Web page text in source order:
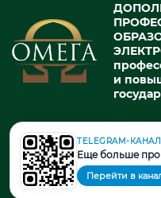
и
© 2026. При использовании
на источник обязательна.
TELEGRAM-КАНАЛ
Еще больше
Перейти в